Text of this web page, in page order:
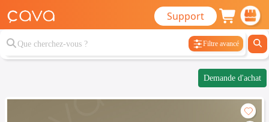
Support
Filtre avancé
Demande d'achat